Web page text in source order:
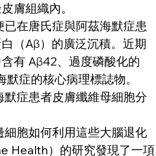
膚組織內。
在唐氏症與阿茲海默症患
（Aβ）的廣泛沉積。近期
有 Aβ42、過度磷酸化的
症的核心病理標誌物。
症患者皮膚纖維母細胞分
胞如何利用這些大腦退化
Health）的研究發現了一項